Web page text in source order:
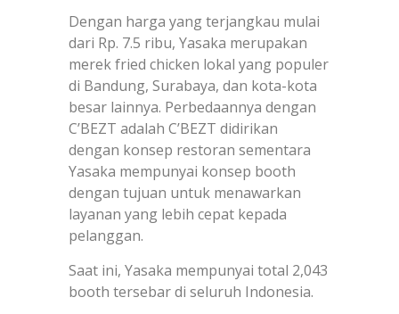
Dengan harga yang terjangkau mulai
dari Rp. 7.5 ribu, Yasaka merupakan
merek fried chicken lokal yang populer
di Bandung, Surabaya, dan kota-kota
besar lainnya. Perbedaannya dengan
C’BEZT adalah C’BEZT didirikan
dengan konsep restoran sementara
Yasaka mempunyai konsep booth
dengan tujuan untuk menawarkan
layanan yang lebih cepat kepada
pelanggan.
Saat ini, Yasaka mempunyai total 2,043
booth tersebar di seluruh Indonesia.